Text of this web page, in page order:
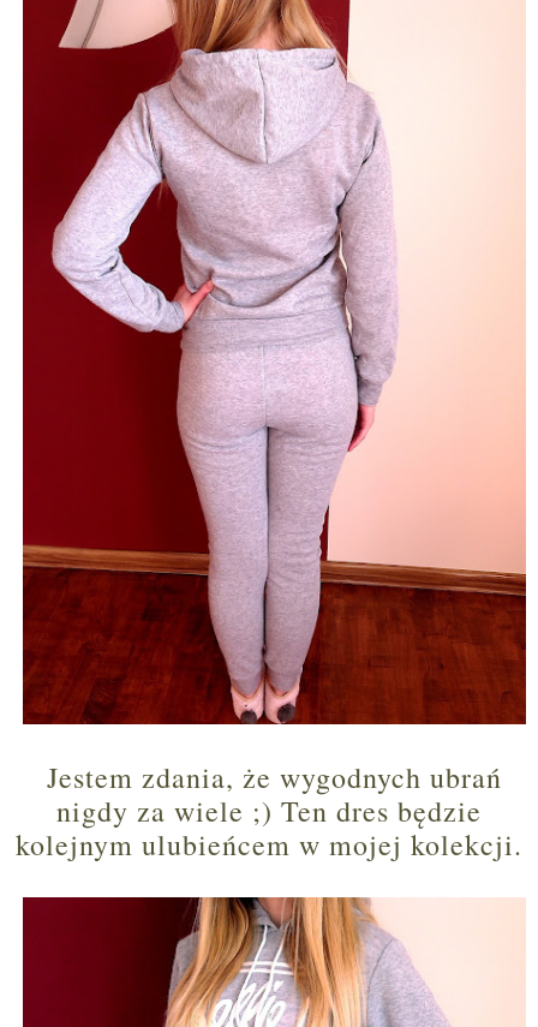
Jestem zdania, że wygodnych ubrań
nigdy za wiele ;) Ten dres będzie
kolejnym ulubieńcem w mojej kolekcji.